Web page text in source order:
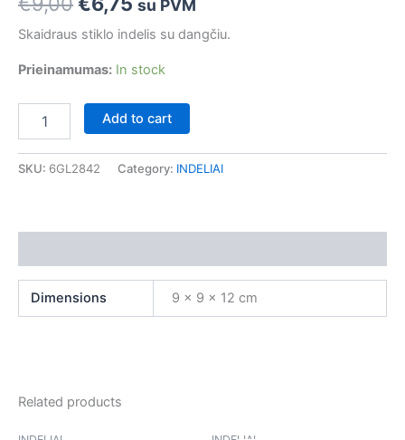
su PVM
Skaidraus stiklo indelis su dangčiu.
Prieinamumas: In stock
Add to cart
SKU: 6GL2842 Category: INDELIAI
Dimensions 9 × 9 × 12 cm
Related products